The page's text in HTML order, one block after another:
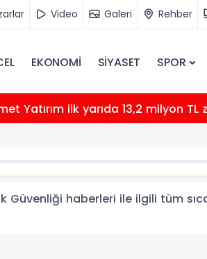
Video Galeri Rehber
EKONOMİ SİYASET SPOR
Yatırım ilk yarıda 13,2 milyon TL
Güvenliği haberleri ile ilgili tüm